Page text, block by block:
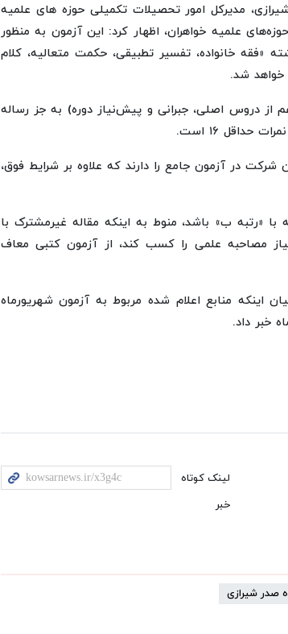
مدیرکل امور تحصیلات تکمیلی حوزه های علمیه
علمیه خواهران، اظهار کرد: این آزمون به منظور
توانمندی‌های علمی و مهارتی طلاب در دروس تخصصی در ۵ رشته «فقه خانواده، تفسیر تطبیقی، حکمت متعالیه، کلام
از دروس اصلی، جبرانی و پیش‌نیاز دوره) به جز رساله
۱۶ است.
۱۴۰۴ به بعد، در صورتی امکان شرکت در آزمون جامع را دارند که علاوه بر شرایط فوق،
«رتبه ب» باشد، منوط به اینکه مقاله غیرمشترک با
از رساله باشد و نیز حداقل ۵۰درصد از امتیاز مصاحبه علمی را کسب کند، از آزمون کتبی معاف
اینکه منابع اعلام شده مربوط به آزمون شهریورماه
خبر داد.
لینک کوتاه
خبر
صدر شیرازی